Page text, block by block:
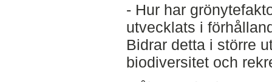
- Hur har
utvecklats i
Bidrar detta i större
biodiversitet och